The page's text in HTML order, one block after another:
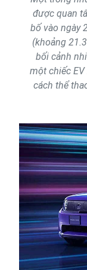
được quan
bố vào ngày
(khoảng
bối cảnh
một chiếc
cách thể